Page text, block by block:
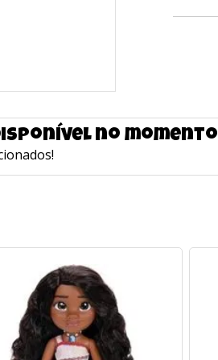
no momento